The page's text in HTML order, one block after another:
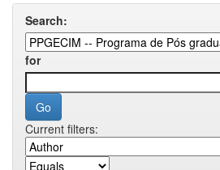
Search:
for
Current filters: